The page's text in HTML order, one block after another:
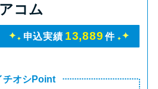
でもお金を借りられる？
お金を借りる方法があ
アコム
申込実績 13,889 件
チオシPoint